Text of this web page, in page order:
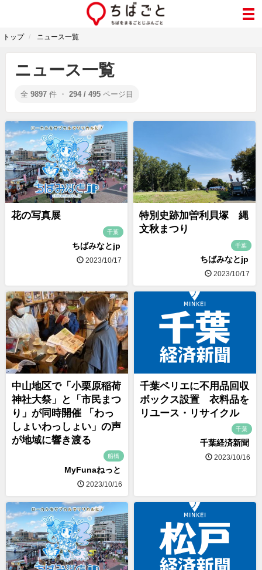
トップ ニュース一覧
ニュース一覧
全 9897 件 ・ 294 / 495 ページ目
花の写真展
千葉
ちばみなとjp
2023/10/17
特別史跡加曽利貝塚 縄
文秋まつり
千葉
ちばみなとjp
2023/10/17
中山地区で「小栗原稲荷
神社大祭」と「市民まつ
り」が同時開催 「わっ
しょいわっしょい」の声
が地域に響き渡る
船橋
MyFunaねっと
2023/10/16
千葉ペリエに不用品回収
ボックス設置 衣料品を
リユース・リサイクル
千葉
千葉経済新聞
2023/10/16